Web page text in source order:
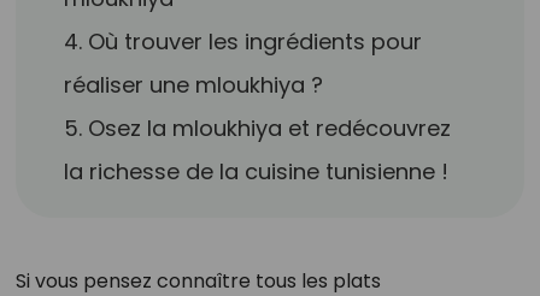
4. Où trouver les ingrédients pour
réaliser une mloukhiya ?
5. Osez la mloukhiya et redécouvrez
la richesse de la cuisine tunisienne !
Si vous pensez connaître tous les plats